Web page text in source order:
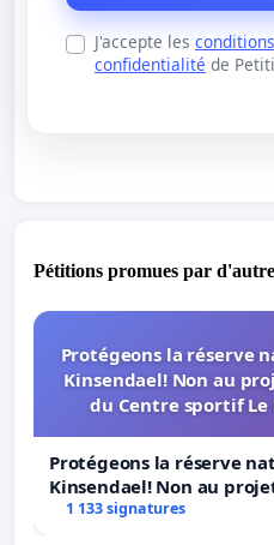
J'accepte les
confidentialité de
Pétitions promues par
Protégeons la réserve
Kinsendael! Non au
du Centre sportif Le
Protégeons la réserve
Kinsendael! Non au
Centre sportif Le Roseau!
1 133 signatures